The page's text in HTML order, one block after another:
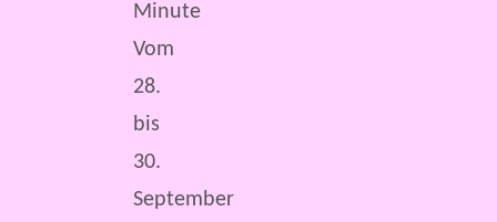
Minute
Vom
28.
bis
30.
September